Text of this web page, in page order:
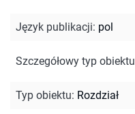
Język publikacji: pol
Szczegółowy typ obiektu
Typ obiektu: Rozdział